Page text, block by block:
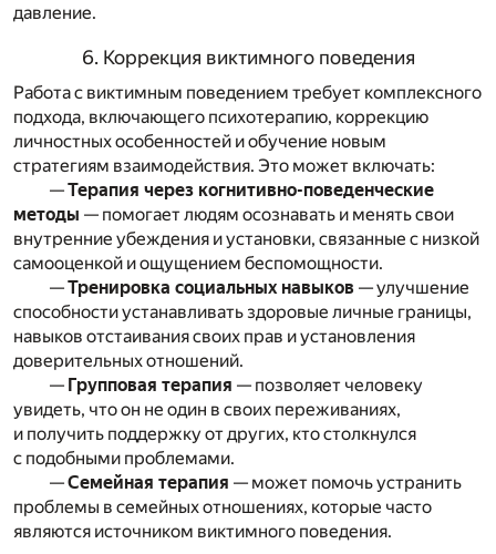
давление.
6. Коррекция виктимного поведения
Работа с виктимным поведением требует комплексного
подхода, включающего психотерапию, коррекцию
личностных особенностей и обучение новым
стратегиям взаимодействия. Это может включать:
—Терапия через когнитивно-поведенческие
методы — помогает людям осознавать и менять свои
внутренние убеждения и установки, связанные с низкой
самооценкой и ощущением беспомощности.
—Тренировка социальных навыков — улучшение
способности устанавливать здоровые личные границы,
навыков отстаивания своих прав и установления
доверительных отношений.
— Групповая терапия — позволяет человеку
увидеть, что он не один в своих переживаниях,
и получить поддержку от других, кто столкнулся
с подобными проблемами.
—Семейная терапия — может помочь устранить
проблемы в семейных отношениях, которые часто
являются источником виктимного поведения.